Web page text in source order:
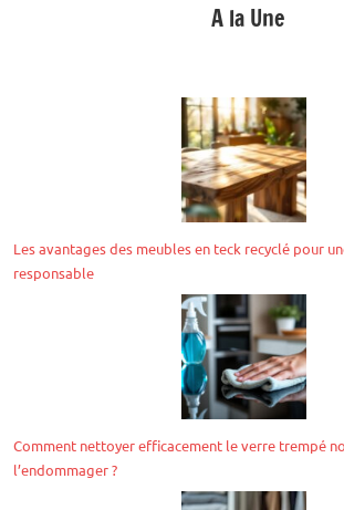
A la Une
Les avantages des meubles en teck recyclé pour
responsable
Comment nettoyer efficacement le verre trempé
l’endommager ?